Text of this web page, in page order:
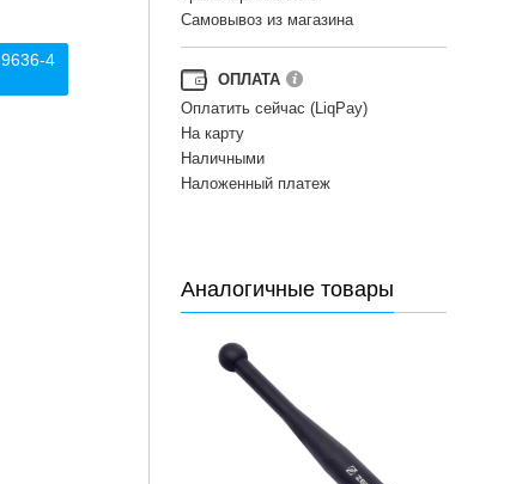
4
Самовывоз из магазина
ОПЛАТА
Оплатить сейчас (LiqPay)
На карту
Наличными
Наложенный платеж
Аналогичные товары